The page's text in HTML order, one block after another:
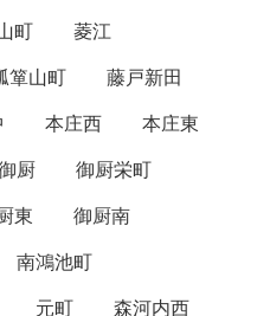
町
菱江
箪山町
藤戸新田
本庄西
本庄東
厨
御厨栄町
東
御厨南
南鴻池町
元町
森河内西